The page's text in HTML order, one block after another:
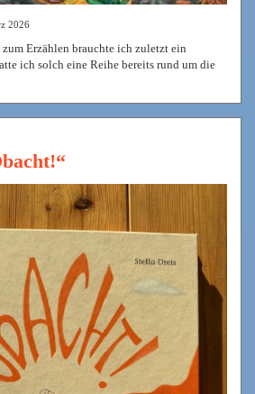
2026
Erzählen brauchte ich zuletzt ein
ich solch eine Reihe bereits rund um die